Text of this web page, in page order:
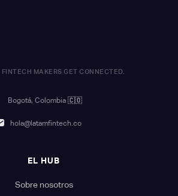
MAKERS GET CONNECTED.
Bogotá, Colombia 🇨🇴
hola@latamfintech.co
EL HUB
Sobre nosotros